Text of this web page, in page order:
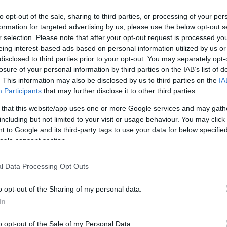
opt-out of the sale, sharing to third parties, or processing of your
for targeted advertising by us, please use the below opt-out
selection. Please note that after your opt-out request is processed
interest-based ads based on personal information utilized by us
to third parties prior to your opt-out. You may separately
of your personal information by third parties on the IAB’s list of
This information may also be disclosed by us to third parties on the
Participants that may further disclose it to other third parties.
that this website/app uses one or more Google services and may
but not limited to your visit or usage behaviour. You may
to Google and its third-party tags to use your data for below
consent section.
Data Processing Opt Outs
opt-out of the Sharing of my personal data.
opt-out of the Sale of my Personal Data.
nevű golden retriever - amikor
a család legújabb tagját, a kis
azonban feldühít.
a fiatalember egy kis golden retriever
cak a karjai közt tartva mutat meg
is szemügyre vegye a jövevényt.
majd még kedvenc plüssállatát is átnyújtja neki:
A